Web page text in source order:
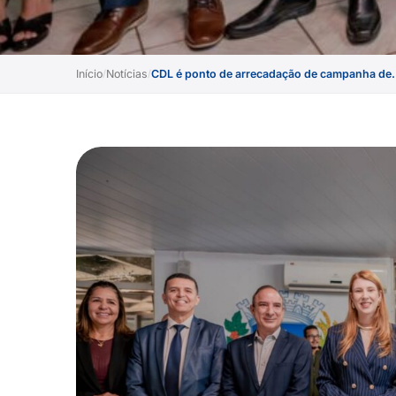
Início/Notícias/CDL é ponto de arrecadação de campanha